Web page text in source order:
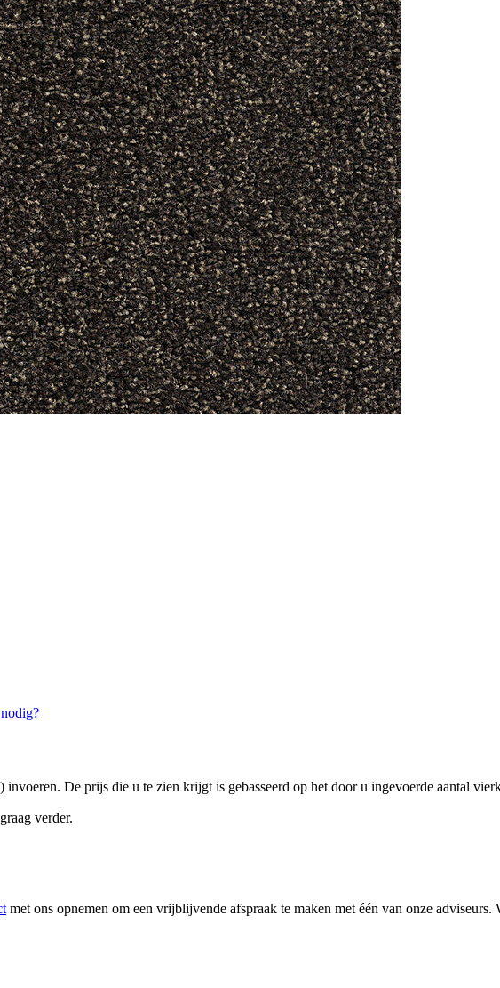
) invoeren. De prijs die u te zien krijgt is gebasseerd op het door u ingevoerde aantal
verder.
met ons opnemen om een vrijblijvende afspraak te maken met één van onze